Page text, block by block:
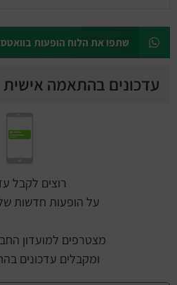
שתפו את הלוח הופעות
עדכונים בהתאמה אישית
רוצים לקבל
על הופעות חדשות
מצטרפים למועדון
ומקבלים עדכונים